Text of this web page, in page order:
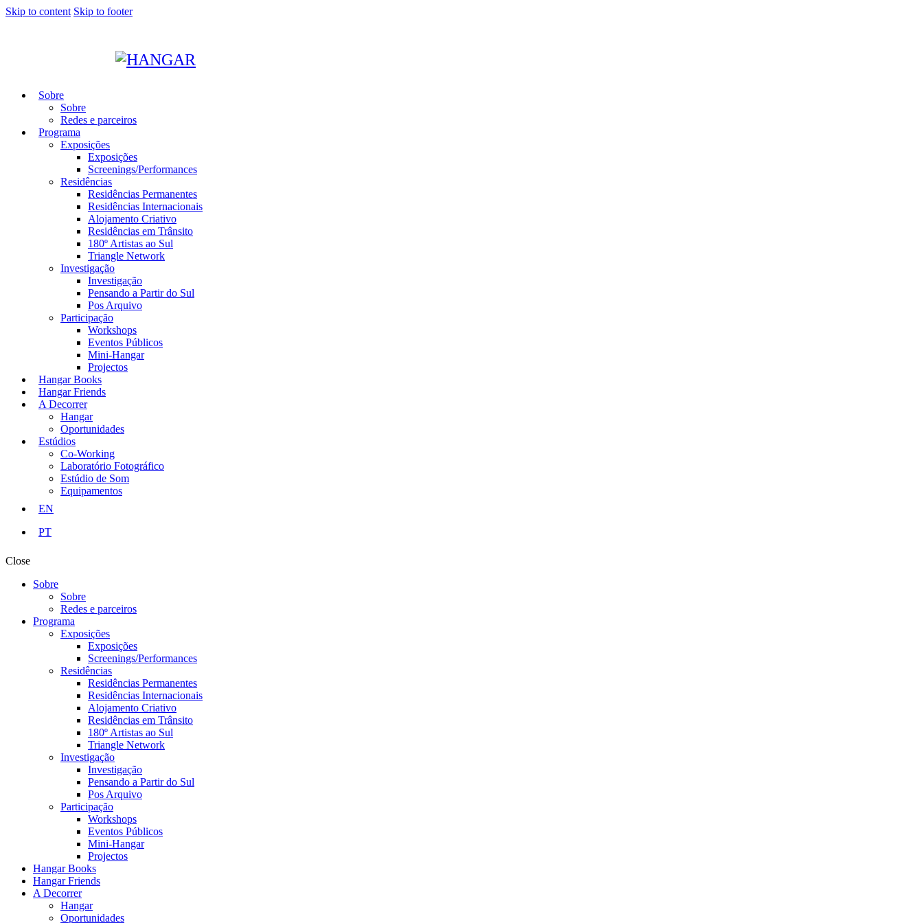
Skip to content Skip to footer
Sobre
Sobre
Redes e parceiros
Programa
Exposições
Exposições
Screenings/Performances
Residências
Residências Permanentes
Residências Internacionais
Alojamento Criativo
Residências em Trânsito
180º Artistas ao Sul
Triangle Network
Investigação
Investigação
Pensando a Partir do Sul
Pos Arquivo
Participação
Workshops
Eventos Públicos
Mini-Hangar
Projectos
Hangar Books
Hangar Friends
A Decorrer
Hangar
Oportunidades
Estúdios
Co-Working
Laboratório Fotográfico
Estúdio de Som
Equipamentos
EN
PT
Close
Sobre
Sobre
Redes e parceiros
Programa
Exposições
Exposições
Screenings/Performances
Residências
Residências Permanentes
Residências Internacionais
Alojamento Criativo
Residências em Trânsito
180º Artistas ao Sul
Triangle Network
Investigação
Investigação
Pensando a Partir do Sul
Pos Arquivo
Participação
Workshops
Eventos Públicos
Mini-Hangar
Projectos
Hangar Books
Hangar Friends
A Decorrer
Hangar
Oportunidades